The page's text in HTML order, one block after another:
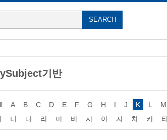
기반
A B C D E F G H I J K L M
나 다 라 마 바 사 아 자 차 카